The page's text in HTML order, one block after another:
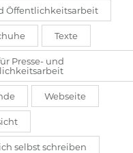
Öffentlichkeitsarbeit
Texte
Presse- und
Webseite
selbst schreiben